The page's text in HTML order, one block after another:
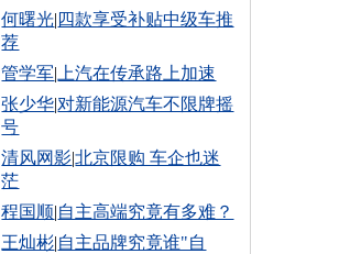
何曙光| 四款享受补贴中级车推
荐
管学军| 上汽在传承路上加速
张少华|对新能源汽车不限牌摇
号
清风网影|北京限购 车企也迷
茫
程国顺|自主高端究竟有多难？
王灿彬|自主品牌究竟谁"自